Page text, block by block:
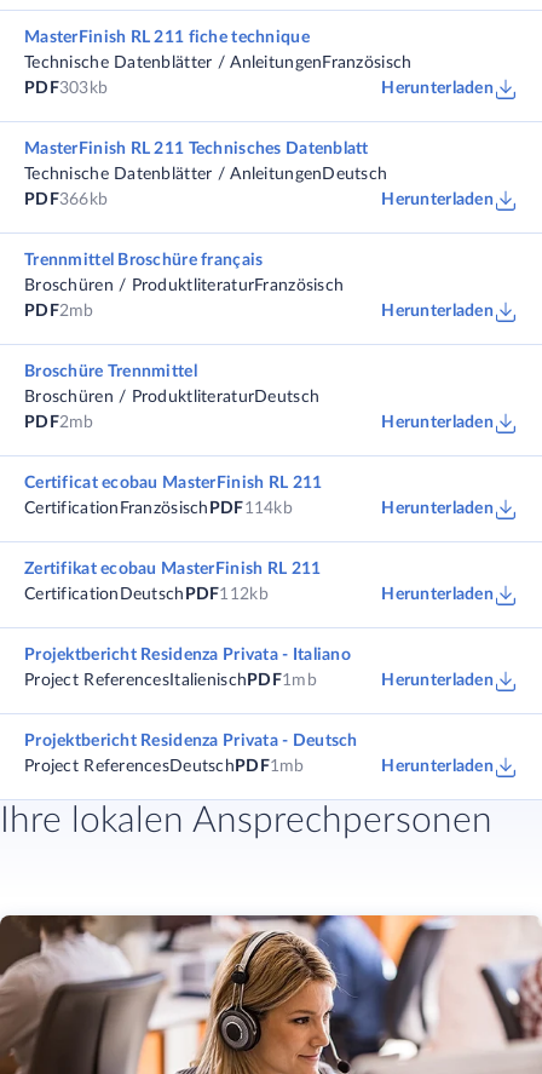
MasterFinish RL 211 fiche technique
Technische Datenblätter / Anleitungen Französisch
PDF303kb Herunterladen
MasterFinish RL 211 Technisches Datenblatt
Technische Datenblätter / Anleitungen Deutsch
PDF366kb Herunterladen
Trennmittel Broschüre français
Broschüren / ProduktliteraturFranzösisch
PDF2mb Herunterladen
Broschüre Trennmittel
Broschüren / ProduktliteraturDeutsch
PDF2mb Herunterladen
Certificat ecobau MasterFinish RL 211
Certification Französisch PDF114kb Herunterladen
Zertifikat ecobau MasterFinish RL 211
Certification Deutsch PDF112kb Herunterladen
Projektbericht Residenza Privata - Italiano
Project References Italienisch PDF1mb Herunterladen
Projektbericht Residenza Privata - Deutsch
Project ReferencesDeutsch PDF1mb Herunterladen
Ihre lokalen Ansprechpersonen